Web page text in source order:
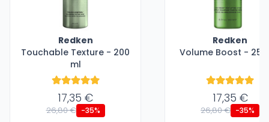
Redken
Touchable Texture - 200
ml
17,35 €
26,80 € -35%
Redken
Volume Boost -
17,35 €
26,80 € -35%